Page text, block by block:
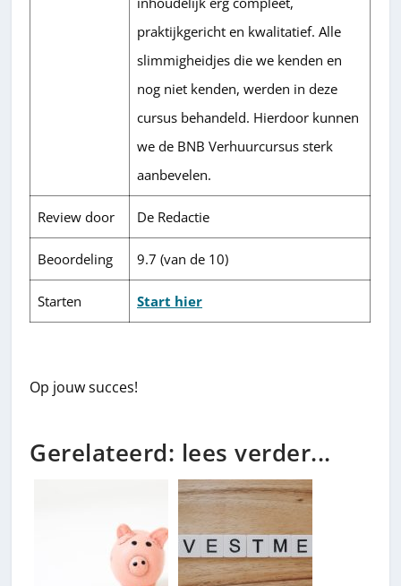
praktijkgericht en kwalitatief. Alle
slimmigheidjes die we kenden en
nog niet kenden, werden in deze
cursus behandeld. Hierdoor kunnen
we de BNB Verhuurcursus sterk
aanbevelen.
Review door De Redactie
Beoordeling 9.7 (van de 10)
Starten Start hier
Op jouw succes!
Gerelateerd: lees verder...